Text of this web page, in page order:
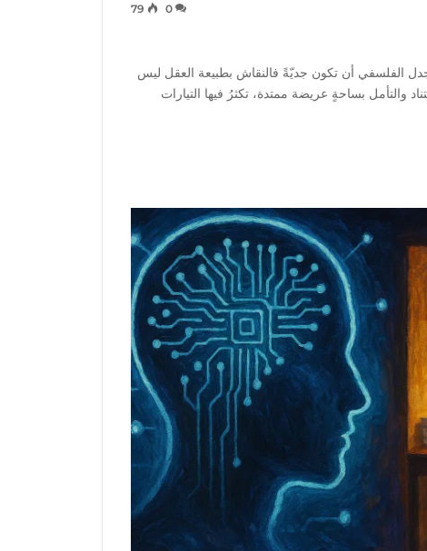
0
79
الفلسفي أن تكون جديّةً فالنقاش بطبيعة العقل ليس
بساحةٍ عريضة ممتدة، تكثرُ فيها التيارات